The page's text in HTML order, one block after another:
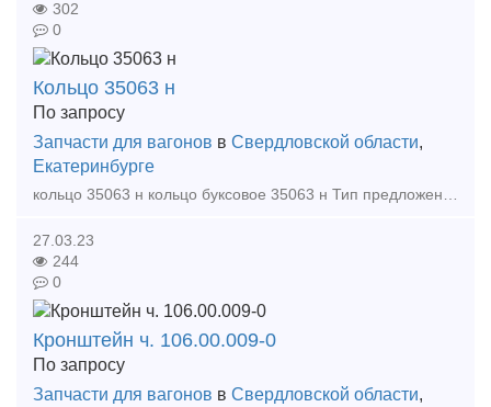
302
0
Кольцо 35063 н
По запросу
Запчасти для вагонов в Свердловской области,
Екатеринбурге
27.03.23
244
0
Кронштейн ч. 106.00.009-0
По запросу
Запчасти для вагонов в Свердловской области,